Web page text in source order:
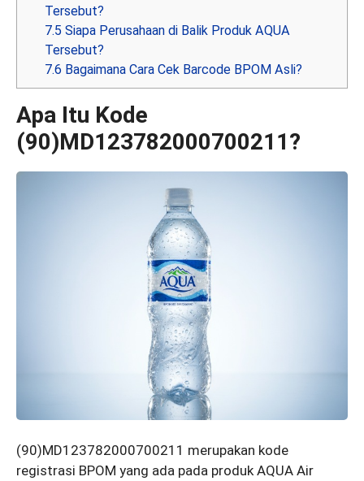
Tersebut?
7.5 Siapa Perusahaan di Balik Produk AQUA
Tersebut?
7.6 Bagaimana Cara Cek Barcode BPOM Asli?
Apa Itu Kode
(90)MD123782000700211?
(90)MD123782000700211 merupakan kode
registrasi BPOM yang ada pada produk AQUA Air